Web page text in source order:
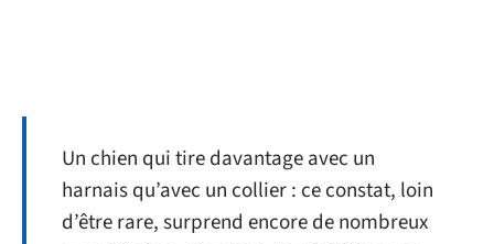
Un chien qui tire davantage avec un
harnais qu’avec un collier : ce constat, loin
d’être rare, surprend encore de nombreux